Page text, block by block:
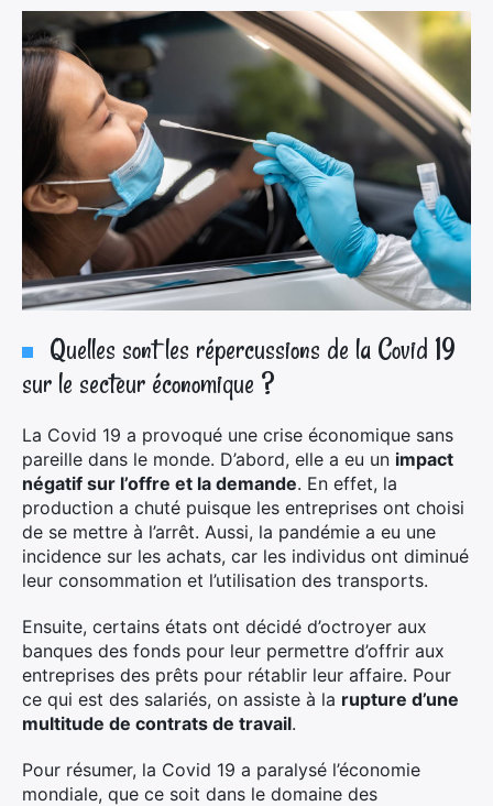
Quelles sont les répercussions de la Covid 19
sur le secteur économique ?
La Covid 19 a provoqué une crise économique sans
pareille dans le monde. D’abord, elle a eu un impact
négatif sur l’offre et la demande. En effet, la
production a chuté puisque les entreprises ont choisi
de se mettre à l’arrêt. Aussi, la pandémie a eu une
incidence sur les achats, car les individus ont diminué
leur consommation et l’utilisation des transports.
Ensuite, certains états ont décidé d’octroyer aux
banques des fonds pour leur permettre d’offrir aux
entreprises des prêts pour rétablir leur affaire. Pour
ce qui est des salariés, on assiste à la rupture d’une
multitude de contrats de travail.
Pour résumer, la Covid 19 a paralysé l’économie
mondiale, que ce soit dans le domaine des
×
Rechercher
: